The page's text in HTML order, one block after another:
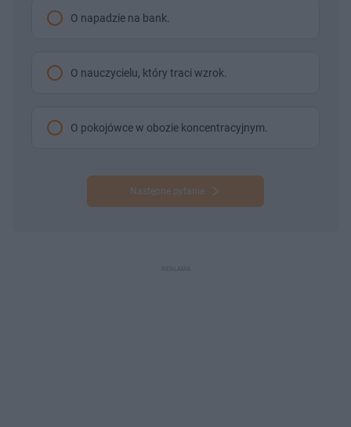
O napadzie na bank.
O nauczycielu, który traci wzrok.
O pokojówce w obozie koncentracyjnym.
Następne pytanie